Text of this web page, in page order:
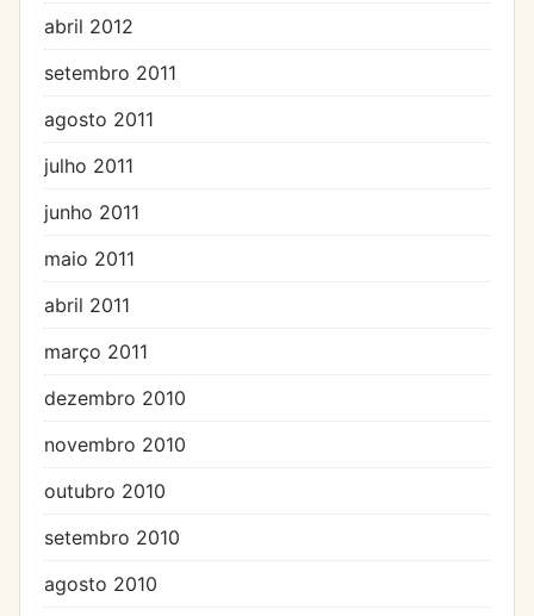
abril 2012
setembro 2011
agosto 2011
julho 2011
junho 2011
maio 2011
abril 2011
março 2011
dezembro 2010
novembro 2010
outubro 2010
setembro 2010
agosto 2010